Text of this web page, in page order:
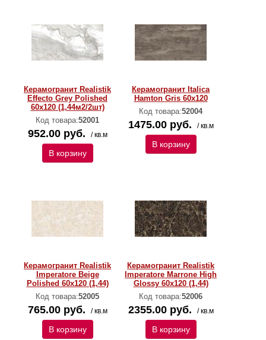
Керамогранит Realistik
Effecto Grey Polished
60x120 (1,44м2/2шт)
Код товара:52001
952.00 руб. / кв.м
В корзину
Керамогранит Italica
Hamton Gris 60x120
Код товара:52004
1475.00 руб. / кв.м
В корзину
Керамогранит Realistik
Imperatore Beige
Polished 60x120 (1,44)
Код товара:52005
765.00 руб. / кв.м
В корзину
Керамогранит Realistik
Imperatore Marrone High
Glossy 60x120 (1,44)
Код товара:52006
2355.00 руб. / кв.м
В корзину